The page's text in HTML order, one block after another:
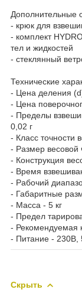
Дополнительные
- крюк для
- комплект
тел и жидкостей
- стеклянный
Технические
- Цена деления
- Цена
- Пределы
0,02 г
- Класс точности
- Размер
- Конструкция
- Время
- Рабочий
- Габаритные
- Масса - 5 кг
- Предел
- Рекомендуемая
- Питание - 230В,
Скрыть